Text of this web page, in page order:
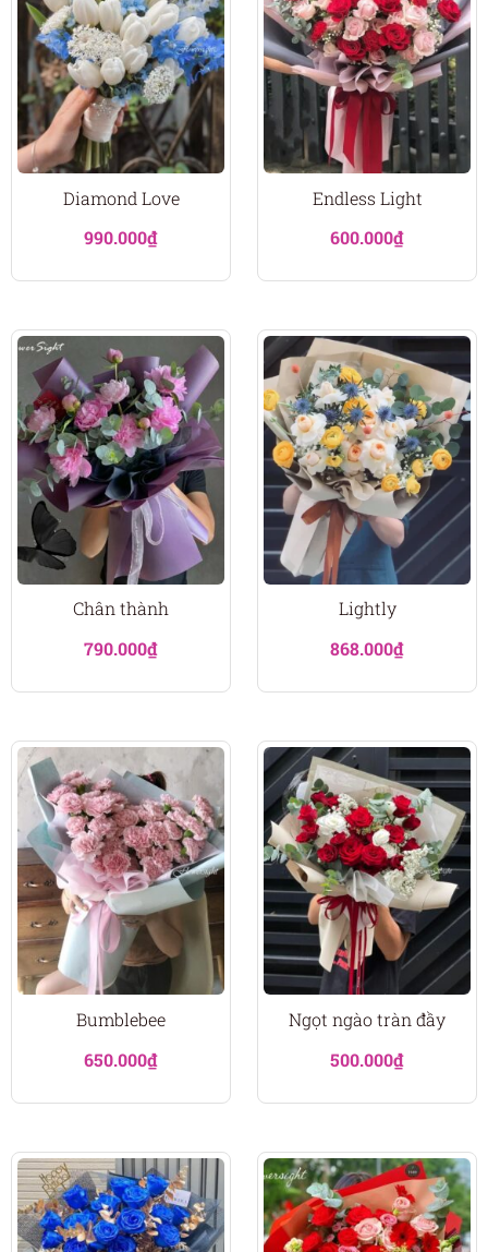
Diamond Love
990.000₫
Endless Light
600.000₫
Chân thành
790.000₫
Lightly
868.000₫
Bumblebee
650.000₫
Ngọt ngào tràn đầy
500.000₫